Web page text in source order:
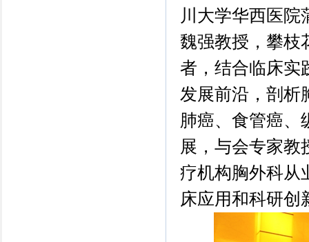
川大学华西医
魏强教授，攀枝
者，结合临床实
发展前沿，剖析
肺癌、食管癌、
展，与会专家教
疗机构胸外科从
床应用和科研创